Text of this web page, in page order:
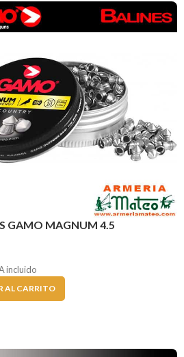
GAMO MAGNUM 4.5
incluido
AL CARRITO